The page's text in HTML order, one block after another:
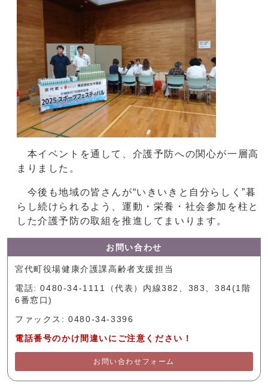
本イベントを通して、介護予防への関心が一層高
まりました。
今後も地域の皆さんが“いきいきと自分らしく”暮
らし続けられるよう、運動・栄養・社会参加を柱と
した介護予防の取組を推進してまいります。
お問い合わせ
宮代町役場健康介護課高齢者支援担当
電話: 0480-34-1111（代表）内線382、383、384(1階
6番窓口)
ファックス: 0480-34-3396
電話番号のかけ間違いにご注意ください！
お問い合わせフォーム